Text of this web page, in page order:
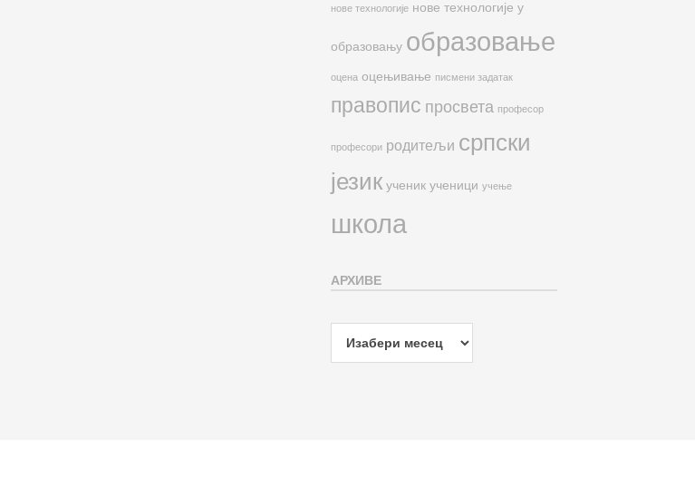
нове технологије нове технологије у
образовању образовање
оцена оцењивање писмени задатак
правопис просвета професор
професори родитељи српски
језик ученик ученици учење
школа
АРХИВЕ